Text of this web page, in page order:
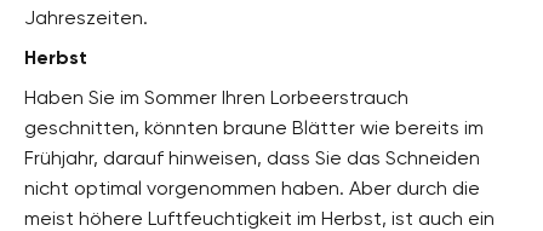
Jahreszeiten.
Herbst
Haben Sie im Sommer Ihren Lorbeerstrauch
geschnitten, könnten braune Blätter wie bereits im
Frühjahr, darauf hinweisen, dass Sie das Schneiden
nicht optimal vorgenommen haben. Aber durch die
meist höhere Luftfeuchtigkeit im Herbst, ist auch ein